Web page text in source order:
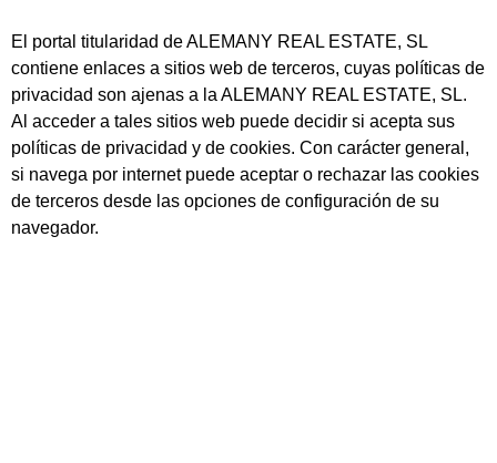
El portal titularidad de ALEMANY REAL ESTATE, SL
contiene enlaces a sitios web de terceros, cuyas políticas de
privacidad son ajenas a la ALEMANY REAL ESTATE, SL.
Al acceder a tales sitios web puede decidir si acepta sus
políticas de privacidad y de cookies. Con carácter general,
si navega por internet puede aceptar o rechazar las cookies
de terceros desde las opciones de configuración de su
navegador.